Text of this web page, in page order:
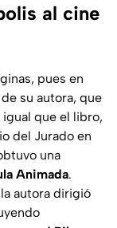
al cine
pues en
su autora, que
igual que el libro,
del Jurado en
una
Animada.
autora dirigió